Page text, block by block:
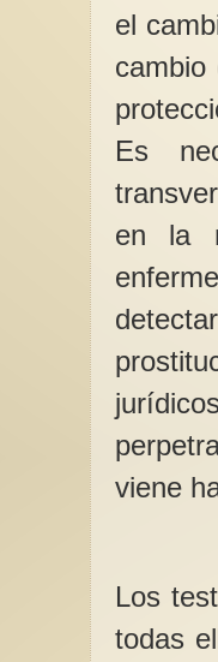
el
Es
en la
viene
Los
todas